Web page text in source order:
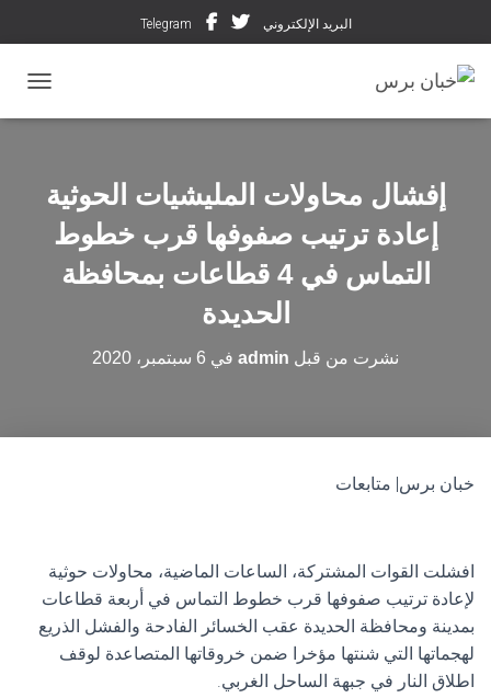
البريد الإلكتروني Telegram
إفشال محاولات المليشيات الحوثية
إعادة ترتيب صفوفها قرب خطوط
التماس في 4 قطاعات بمحافظة
الحديدة
نشرت من قبل admin في 6 سبتمبر، 2020
خبان برس| متابعات
افشلت القوات المشتركة، الساعات الماضية، محاولات حوثية
لإعادة ترتيب صفوفها قرب خطوط التماس في أربعة قطاعات
بمدينة ومحافظة الحديدة عقب الخسائر الفادحة والفشل الذريع
لهجماتها التي شنتها مؤخرا ضمن خروقاتها المتصاعدة لوقف
اطلاق النار في جبهة الساحل الغربي.